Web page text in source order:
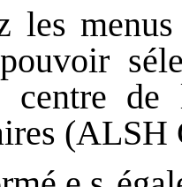
les
centre
(ALSH